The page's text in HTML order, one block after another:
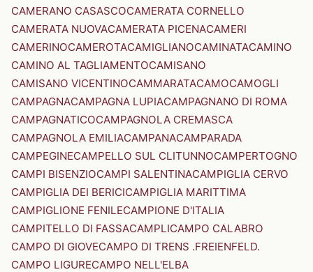
CAMERANO CASASCOCAMERATA CORNELLO
CAMERATA NUOVACAMERATA PICENACAMERI
CAMERINOCAMEROTACAMIGLIANOCAMINATACAMINO
CAMINO AL TAGLIAMENTOCAMISANO
CAMISANO VICENTINOCAMMARATACAMOCAMOGLI
CAMPAGNACAMPAGNA LUPIACAMPAGNANO DI ROMA
CAMPAGNATICOCAMPAGNOLA CREMASCA
CAMPAGNOLA EMILIACAMPANACAMPARADA
CAMPEGINECAMPELLO SUL CLITUNNOCAMPERTOGNO
CAMPI BISENZIOCAMPI SALENTINACAMPIGLIA CERVO
CAMPIGLIA DEI BERICICAMPIGLIA MARITTIMA
CAMPIGLIONE FENILECAMPIONE D'ITALIA
CAMPITELLO DI FASSACAMPLICAMPO CALABRO
CAMPO DI GIOVECAMPO DI TRENS .FREIENFELD.
CAMPO LIGURECAMPO NELL'ELBA